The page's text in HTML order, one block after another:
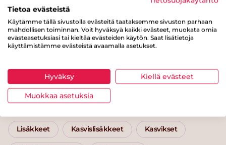
Possurulla ja hasselbackan
Kategoriat
Lisäkkeet Kasvislisäkkeet Kasvikset
Tietoa evästeistä
Käytämme tällä sivustolla evästeitä taataksemme sivuston parhaan
mahdollisen toiminnan. Voit hyväksyä kaikki evästeet, muokata omia
evästeasetuksiasi tai kieltää evästeiden käytön. Saat lisätietoja
käyttämistämme evästeistä avaamalla asetukset.
Hyväksy Kiellä evästeet
Muokkaa asetuksia